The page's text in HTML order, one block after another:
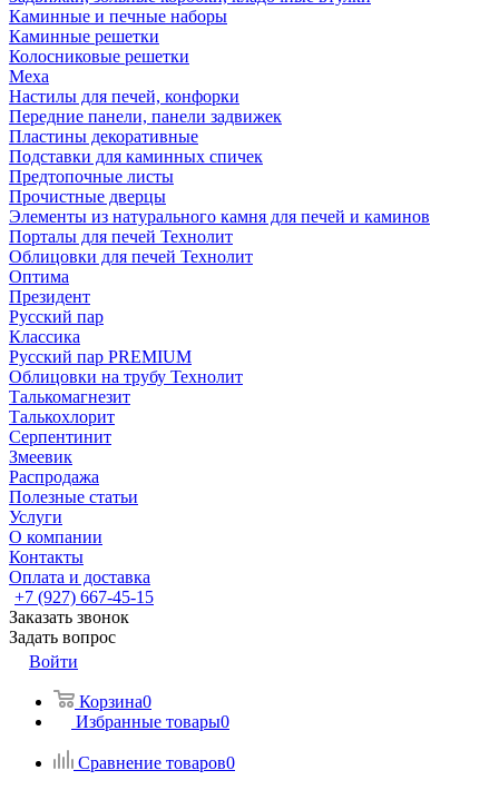
Каминные и печные наборы
Каминные решетки
Колосниковые решетки
Меха
Настилы для печей, конфорки
Передние панели, панели задвижек
Пластины декоративные
Подставки для каминных спичек
Предтопочные листы
Прочистные дверцы
Элементы из натурального камня для печей и каминов
Порталы для печей Технолит
Облицовки для печей Технолит
Оптима
Президент
Русский пар
Классика
Русский пар PREMIUM
Облицовки на трубу Технолит
Талькомагнезит
Талькохлорит
Серпентинит
Змеевик
Распродажа
Полезные статьи
Услуги
О компании
Контакты
Оплата и доставка
+7 (927) 667-45-15
Заказать звонок
Задать вопрос
Войти
Корзина0
Избранные товары0
Сравнение товаров0